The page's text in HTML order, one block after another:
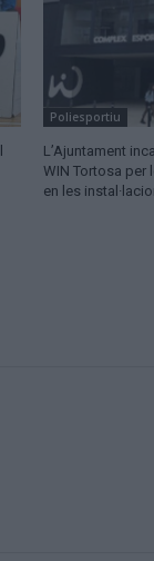
Poliesportiu
L’Ajuntament
WIN Tortosa per
en les